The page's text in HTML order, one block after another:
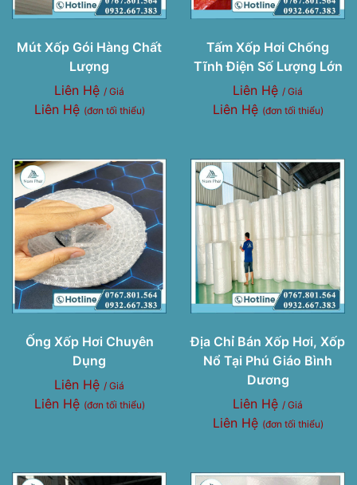
Mút Xốp Gói Hàng Chất
Lượng
Liên Hệ / Giá
Liên Hệ (đơn tối thiểu)
Tấm Xốp Hơi Chống
Tĩnh Điện Số Lượng Lớn
Liên Hệ / Giá
Liên Hệ (đơn tối thiểu)
Ống Xốp Hơi Chuyên
Dụng
Liên Hệ / Giá
Liên Hệ (đơn tối thiểu)
Địa Chỉ Bán Xốp Hơi, Xốp
Nổ Tại Phú Giáo Bình
Dương
Liên Hệ / Giá
Liên Hệ (đơn tối thiểu)